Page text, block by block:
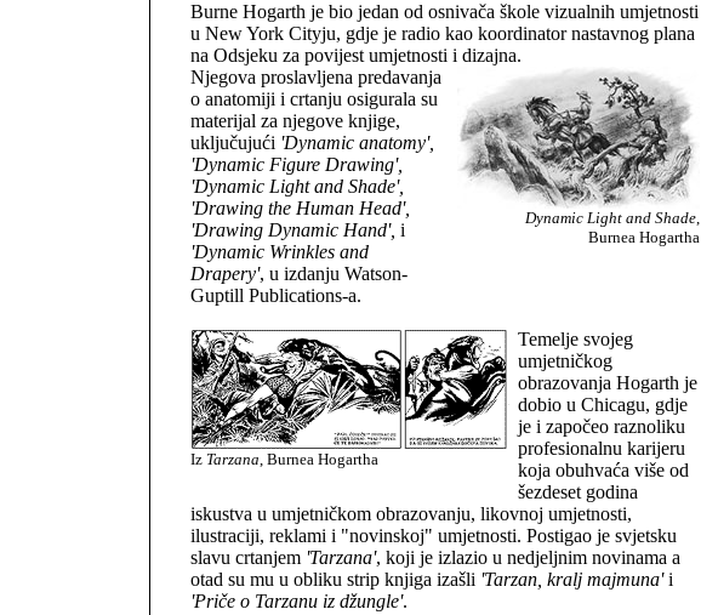
Burne Hogarth je bio jedan od osnivača škole vizualnih umjetnosti
u New York Cityju, gdje je radio kao koordinator nastavnog plana
na Odsjeku za povijest umjetnosti i dizajna.
Njegova proslavljena predavanja
o anatomiji i crtanju osigurala su
materijal za njegove knjige,
uključujući 'Dynamic anatomy',
'Dynamic Figure Drawing',
'Dynamic Light and Shade',
'Drawing the Human Head',
'Drawing Dynamic Hand', i
'Dynamic Wrinkles and
Drapery', u izdanju Watson-
Guptill Publications-a.
Dynamic Light and Shade,
Burnea Hogartha
Iz Tarzana, Burnea Hogartha
Temelje svojeg
umjetničkog
obrazovanja Hogarth je
dobio u Chicagu, gdje
je i započeo raznoliku
profesionalnu karijeru
koja obuhvaća više od
šezdeset godina
iskustva u umjetničkom obrazovanju, likovnoj umjetnosti,
ilustraciji, reklami i "novinskoj" umjetnosti. Postigao je svjetsku
slavu crtanjem 'Tarzana', koji je izlazio u nedjeljnim novinama a
otad su mu u obliku strip knjiga izašli 'Tarzan, kralj majmuna'i
'Priče o Tarzanu iz džungle'.